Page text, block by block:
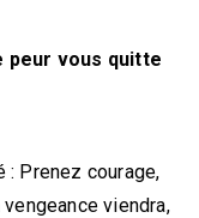
peur vous quitte
Prenez courage,
viendra,